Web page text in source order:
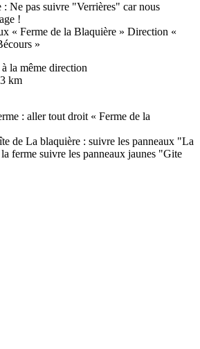
: Ne pas suivre "Verrières" car nous
!
« Ferme de la Blaquière » Direction «
»
la même direction
km
: aller tout droit « Ferme de la
de La blaquière : suivre les panneaux "La
ferme suivre les panneaux jaunes "Gite